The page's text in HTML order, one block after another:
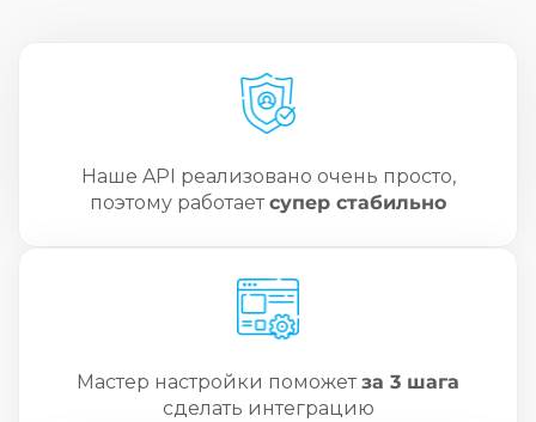
Наше API реализовано очень просто,
поэтому работаетсупер стабильно
Мастер настройки поможетза 3 шага
сделать интеграцию